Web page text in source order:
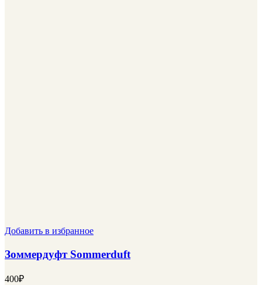
Добавить в избранное
Зоммердуфт Sommerduft
400₽